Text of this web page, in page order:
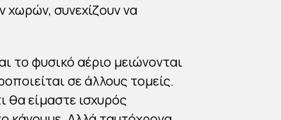
συνεχίζουν να
το φυσικό αέριο μειώνονται
σε άλλους τομείς.
θα είμαστε ισχυρός